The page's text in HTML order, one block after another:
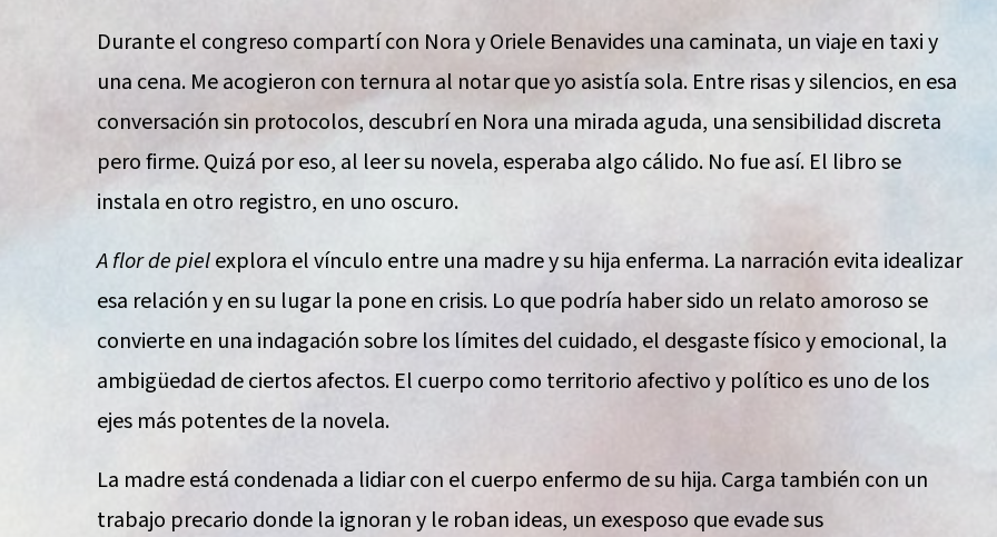
Durante el congreso compartí con Nora y Oriele Benavides una caminata, un viaje en taxi y
una cena. Me acogieron con ternura al notar que yo asistía sola. Entre risas y silencios, en esa
conversación sin protocolos, descubrí en Nora una mirada aguda, una sensibilidad discreta
pero firme. Quizá por eso, al leer su novela, esperaba algo cálido. No fue así. El libro se
instala en otro registro, en uno oscuro.
A flor de pielexplora el vínculo entre una madre y su hija enferma. La narración evita idealizar
esa relación y en su lugar la pone en crisis. Lo que podría haber sido un relato amoroso se
convierte en una indagación sobre los límites del cuidado, el desgaste físico y emocional, la
ambigüedad de ciertos afectos. El cuerpo como territorio afectivo y político es uno de los
ejes más potentes de la novela.
La madre está condenada a lidiar con el cuerpo enfermo de su hija. Carga también con un
trabajo precario donde la ignoran y le roban ideas, un exesposo que evade sus